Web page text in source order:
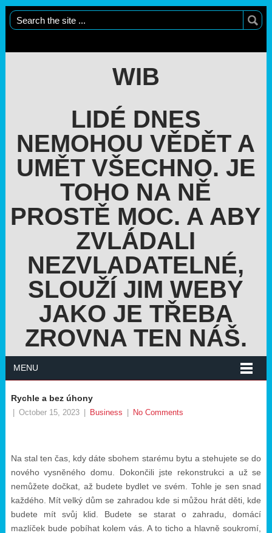
WIB
LIDÉ DNES
NEMOHOU VĚDĚT A
UMĚT VŠECHNO. JE
TOHO NA NĚ
PROSTĚ MOC. A ABY
ZVLÁDALI
NEZVLADATELNÉ,
SLOUŽÍ JIM WEBY
JAKO JE TŘEBA
ZROVNA TEN NÁŠ.
MENU
Rychle a bez úhony
October 15, 2023 Business No Comments
Na stal ten čas, kdy dáte sbohem starému bytu a stehujete se do
nového vysněného domu. Dokončili jste rekonstrukci a už se
nemůžete dočkat, až budete bydlet ve svém. Tohle je sen snad
každého. Mít velký dům se zahradou kde si můžou hrát děti, kde
budete mít svůj klid. Budete se starat o zahradu, domácí
mazlíček bude pobíhat kolem vás. A to ticho a hlavně soukromí,